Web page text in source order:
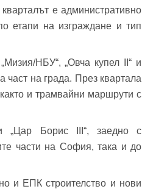
е административно
етапи на изграждане и тип
НБУ“, „Овча купел II“ и
част на града. През квартала
и трамвайни маршрути с
и „Цар Борис III“, заедно с
части на София, така и до
и ЕПК строителство и нови